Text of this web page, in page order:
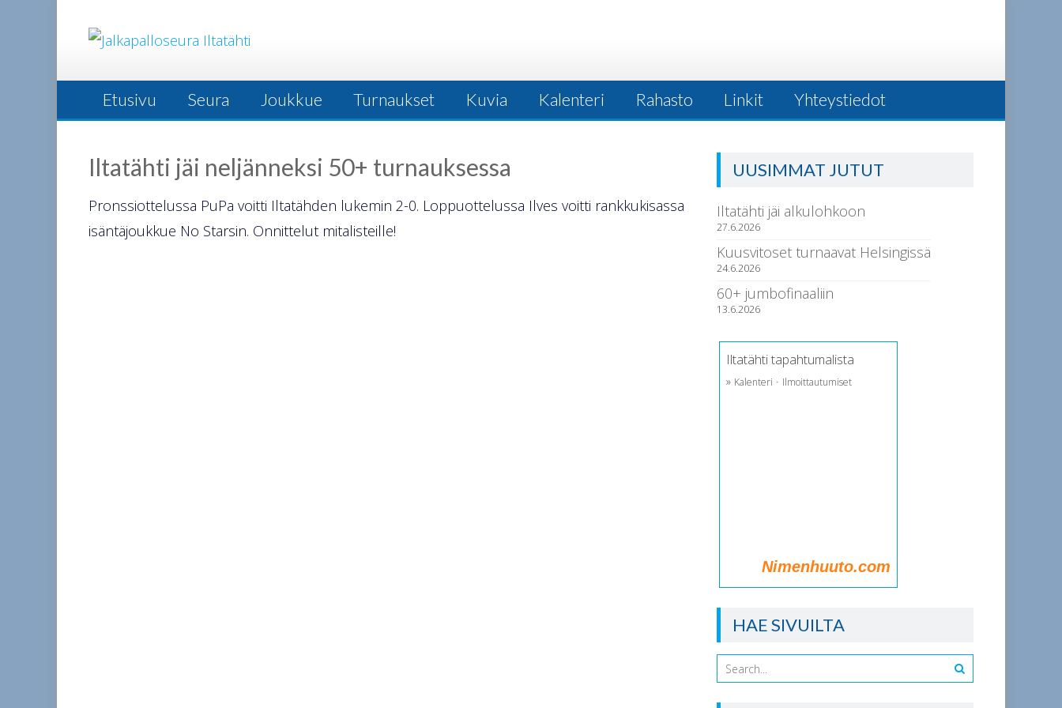
Etusivu Seura Joukkue Turnaukset Kuvia Kalenteri Rahasto Linkit Yhteystiedot
Iltatähti jäi neljänneksi 50+ turnauksessa
Pronssiottelussa PuPa voitti Iltatähden lukemin 2-0. Loppuottelussa Ilves voitti rankkukisassa
isäntäjoukkue No Starsin. Onnittelut mitalisteille!
UUSIMMAT JUTUT
Iltatähti jäi alkulohkoon
27.6.2026
Kuusvitoset turnaavat Helsingissä
24.6.2026
60+ jumbofinaaliin
13.6.2026
Iltatähti tapahtumalista
» Kalenteri · Ilmoittautumiset
Nimenhuuto.com
HAE SIVUILTA